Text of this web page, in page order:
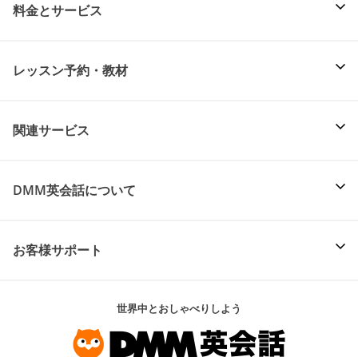
料金とサービス
レッスン予約・教材
関連サービス
DMM英会話について
お客様サポート
世界中とおしゃべりしよう